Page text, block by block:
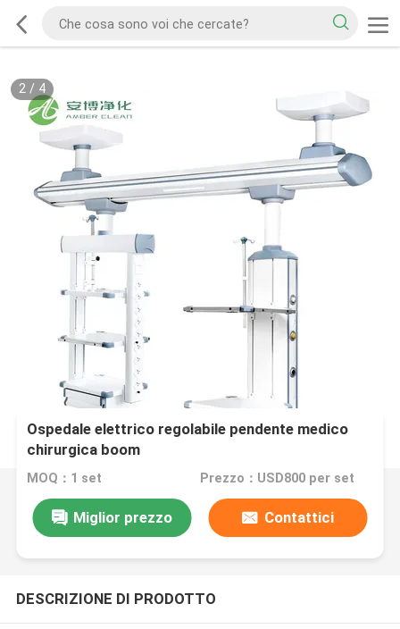
2/ 4
Ospedale elettrico regolabile pendente medico
chirurgica boom
MOQ：1 set Prezzo：USD800 per set
Miglior prezzo Contattici
DESCRIZIONE DI PRODOTTO